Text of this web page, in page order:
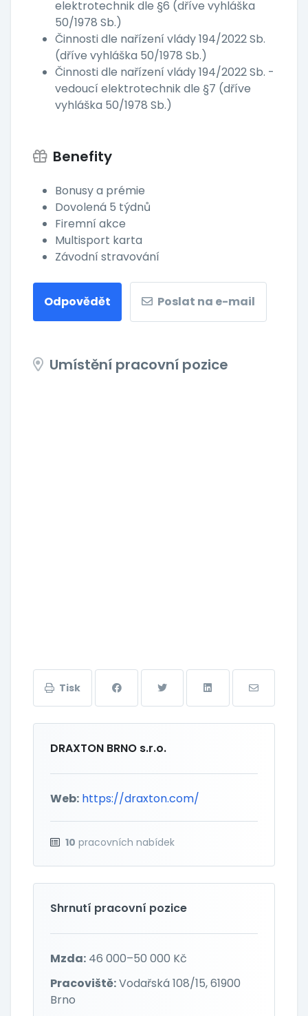
elektrotechnik dle §6 (dříve vyhláška
50/1978 Sb.)
Činnosti dle nařízení vlády 194/2022 Sb.
(dříve vyhláška 50/1978 Sb.)
Činnosti dle nařízení vlády 194/2022 Sb. -
vedoucí elektrotechnik dle §7 (dříve
vyhláška 50/1978 Sb.)
Benefity
Bonusy a prémie
Dovolená 5 týdnů
Firemní akce
Multisport karta
Závodní stravování
Odpovědět Poslat na e-mail
Umístění pracovní pozice
Tisk
DRAXTON BRNO s.r.o.
Web: https://draxton.com/
10 pracovních nabídek
Shrnutí pracovní pozice
Mzda: 46 000–50 000 Kč
Pracoviště:Vodařská 108/15, 61900
Brno